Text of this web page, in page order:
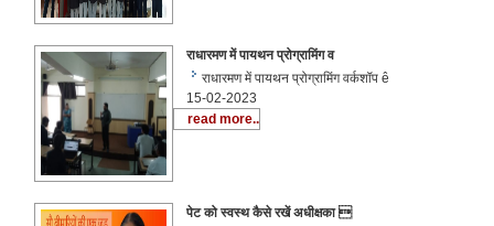
राधारमण में पायथन प्रोग्रामिंग व
राधारमण में पायथन प्रोग्रामिंग वर्कशॉप ê
15-02-2023
read more..
पेट को स्वस्थ कैसे रखें अधीक्षका 